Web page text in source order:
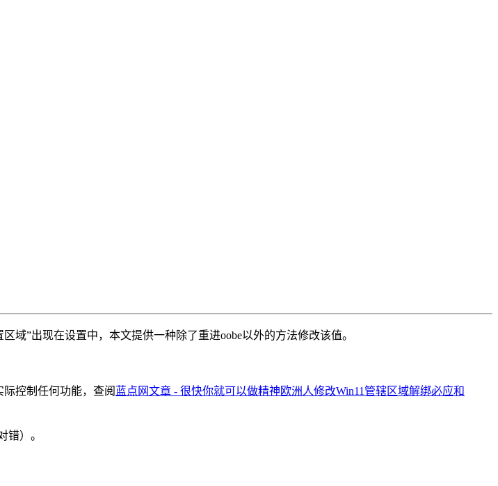
域”出现在设置中，本文提供一种除了重进oobe以外的方法修改该值。
控制任何功能，查阅 蓝点网文章 - 很快你就可以做精神欧洲人修改Win11管辖区域解绑必应和
错）。